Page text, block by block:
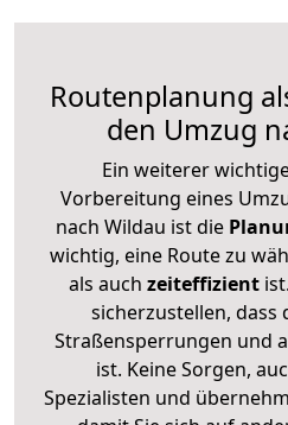
Routenplanung
den Umzug
Ein weiterer
Vorbereitung eines
nach Wildau ist die
wichtig, eine Route zu
als auch zeiteffizient
sicherzustellen, dass
Straßensperrungen und
ist. Keine Sorgen,
Spezialisten und